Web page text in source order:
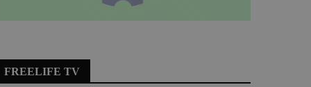
FREELIFE TV